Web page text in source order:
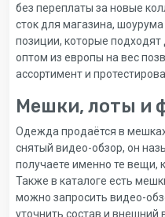
без переплаты за новые
сток для магазина,
позиции, которые
оптом из европы на вес
ассортимент и
Мешки, лоты и
Одежда продаётся в
снятый видео-обзор, он
получаете именно те вещи,
Также в каталоге есть
можно запросить видео-
уточнить состав и внешний